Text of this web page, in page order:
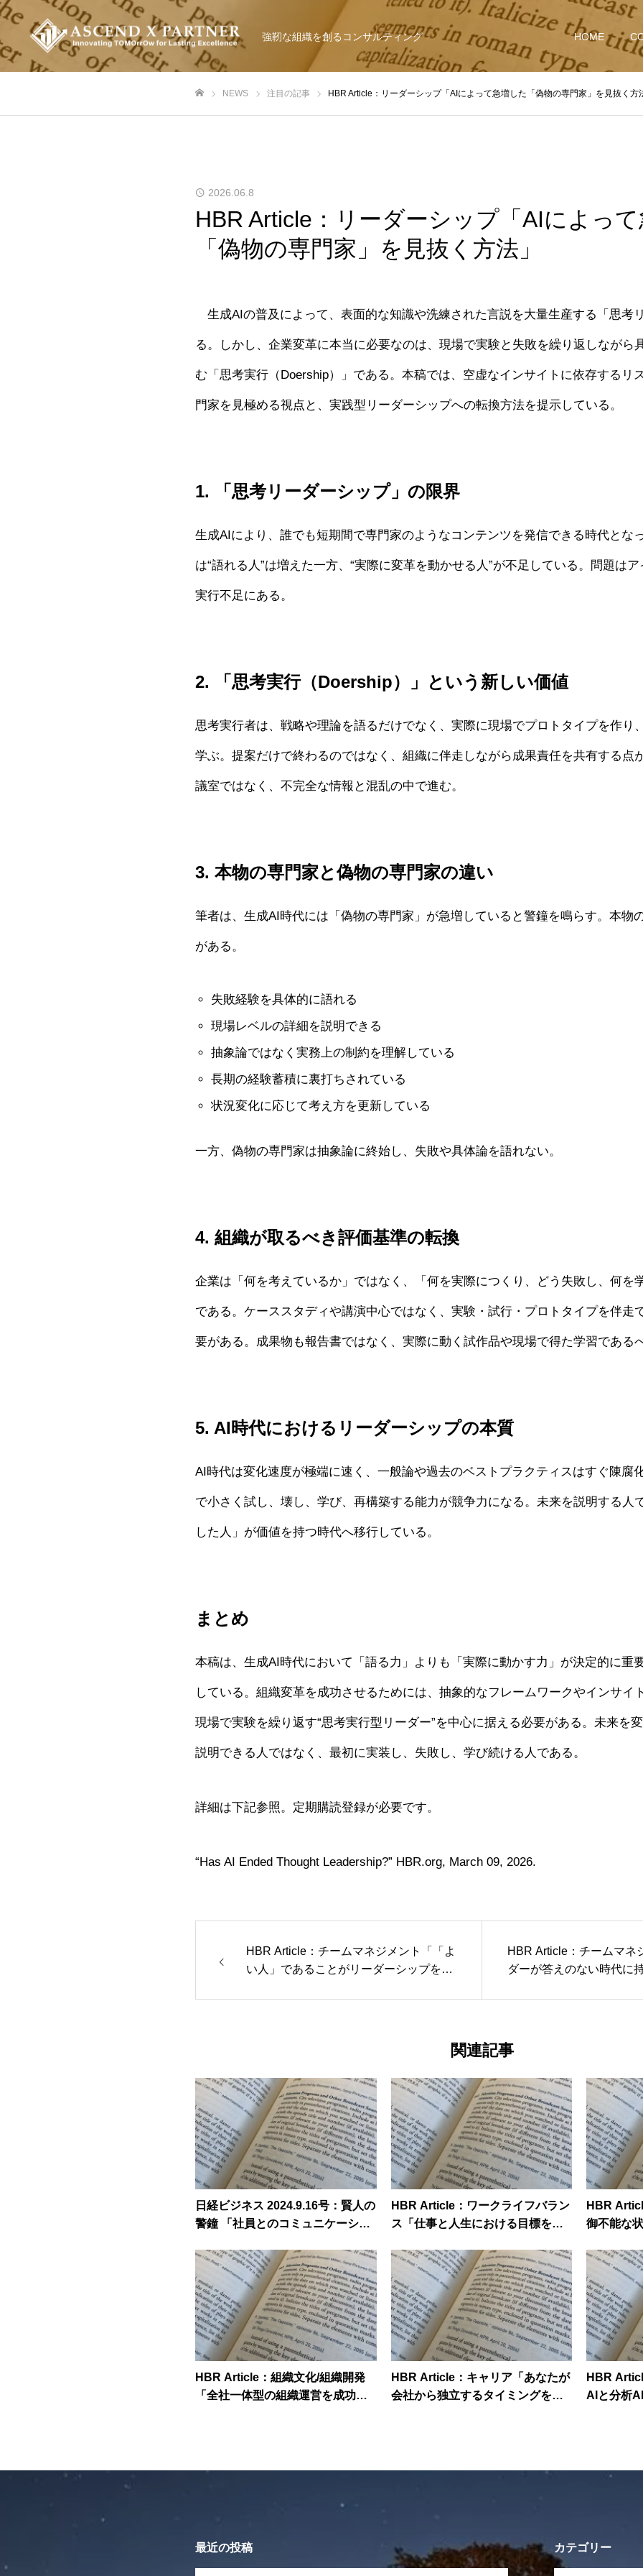
強靭な組織を創るコンサルティング HOME
NEWS 注目の記事 HBR Article：リーダーシップ「AIによって急増した「偽物の専門家」を見抜く方
2026.06.8
HBR Article：リーダーシップ「AIによっ
「偽物の専門家」を見抜く方法」
生成AIの普及によって、表面的な知識や洗練された言説を大量生産する「思考
る。しかし、企業変革に本当に必要なのは、現場で実験と失敗を繰り返しながら
む「思考実行（Doership）」である。本稿では、空虚なインサイトに依存するリ
門家を見極める視点と、実践型リーダーシップへの転換方法を提示している。
1. 「思考リーダーシップ」の限界
生成AIにより、誰でも短期間で専門家のようなコンテンツを発信できる時代とな
は“語れる人”は増えた一方、“実際に変革を動かせる人”が不足している。問題はア
実行不足にある。
2. 「思考実行（Doership）」という新しい価値
思考実行者は、戦略や理論を語るだけでなく、実際に現場でプロトタイプを作り
学ぶ。提案だけで終わるのではなく、組織に伴走しながら成果責任を共有する点
議室ではなく、不完全な情報と混乱の中で進む。
3. 本物の専門家と偽物の専門家の違い
筆者は、生成AI時代には「偽物の専門家」が急増していると警鐘を鳴らす。本物
がある。
失敗経験を具体的に語れる
現場レベルの詳細を説明できる
抽象論ではなく実務上の制約を理解している
長期の経験蓄積に裏打ちされている
状況変化に応じて考え方を更新している
一方、偽物の専門家は抽象論に終始し、失敗や具体論を語れない。
4. 組織が取るべき評価基準の転換
企業は「何を考えているか」ではなく、「何を実際につくり、どう失敗し、何を
である。ケーススタディや講演中心ではなく、実験・試行・プロトタイプを伴走
要がある。成果物も報告書ではなく、実際に動く試作品や現場で得た学習である
5. AI時代におけるリーダーシップの本質
AI時代は変化速度が極端に速く、一般論や過去のベストプラクティスはすぐ陳腐
で小さく試し、壊し、学び、再構築する能力が競争力になる。未来を説明する人
した人」が価値を持つ時代へ移行している。
まとめ
本稿は、生成AI時代において「語る力」よりも「実際に動かす力」が決定的に重
している。組織変革を成功させるためには、抽象的なフレームワークやインサイ
現場で実験を繰り返す“思考実行型リーダー”を中心に据える必要がある。未来を
説明できる人ではなく、最初に実装し、失敗し、学び続ける人である。
詳細は下記参照。定期購読登録が必要です。
“Has AI Ended Thought Leadership?” HBR.org, March 09, 2026.
HBR Article：チームマネジメント「「よ
い人」であることがリーダーシップを損
HBR Article：チームマネ
ダーが答えのない時代に
関連記事
日経ビジネス 2024.9.16号：賢人の
警鐘 「社員とのコミュニケーショ
うと決めた」
HBR Article：ワークライフバラン
ス「仕事と人生における目標を調
HBR
御不能な
HBR Article：組織文化/組織開発
「全社一体型の組織運営を成功に
HBR Article：キャリア「あなたが
会社から独立するタイミングを見
HBR
AIと分析
最近の投稿 カテゴリー